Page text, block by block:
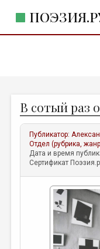
ЖАНРЫ
АВТОРЫ
КОММЕНТАРИИ
ЛИТСАЛОН
ПРАВИЛА САЙТА
ОТДЕЛЫ И РУБРИКИ
В сотый раз
Публикатор:
Отдел (рубрика,
Дата и время
Сертификат